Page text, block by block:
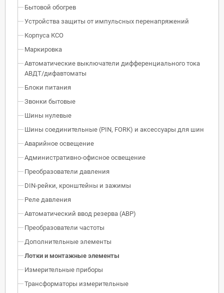
Бытовой обогрев
Устройства защиты от импульсных перенапряжений
Корпуса КСО
Маркировка
Автоматические выключатели дифференциального тока
АВДТ/дифавтоматы
Блоки питания
Звонки бытовые
Шины нулевые
Шины соединительные (PIN, FORK) и аксессуары для шин
Аварийное освещение
Административно-офисное освещение
Преобразователи давления
DIN-рейки, кронштейны и зажимы
Реле давления
Автоматический ввод резерва (АВР)
Преобразователи частоты
Дополнительные элементы
Лотки и монтажные элементы
Измерительные приборы
Трансформаторы измерительные